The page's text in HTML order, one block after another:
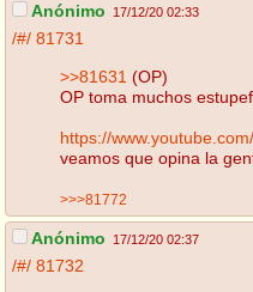
Anónimo 17/12/20 02:33
/#/ 81731
>>81631 (OP)
OP toma muchos
https://
veamos que opina la
>>>81772
Anónimo 17/12/20 02:37
/#/ 81732